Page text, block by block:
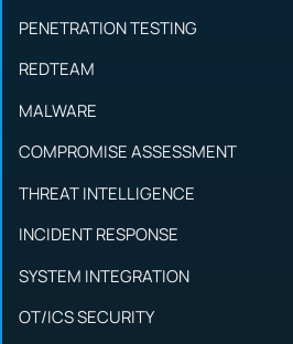
PENETRATION TESTING
REDTEAM
MALWARE
COMPROMISE ASSESSMENT
THREAT INTELLIGENCE
INCIDENT RESPONSE
SYSTEM INTEGRATION
OT/ICS SECURITY